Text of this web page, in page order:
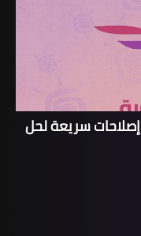
شاشة Oppo Pad Neo متوقفة؟ 8 إصلاحات سريعة لحل